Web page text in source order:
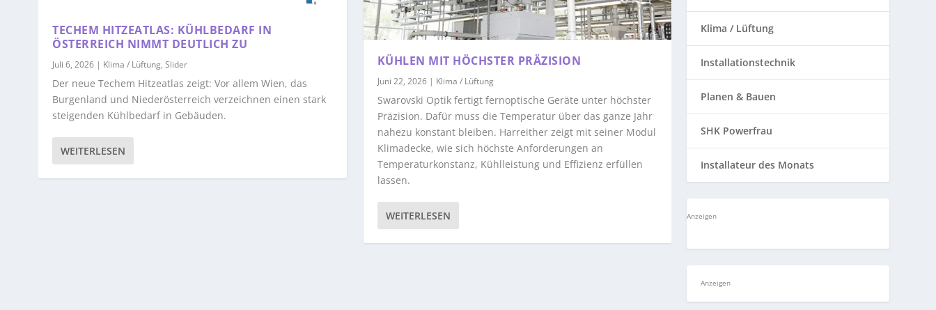
TECHEM HITZEATLAS: KÜHLBEDARF IN
ÖSTERREICH NIMMT DEUTLICH ZU
Juli 6, 2026 | Klima / Lüftung,Slider
Der neue Techem Hitzeatlas zeigt: Vor allem Wien, das
Burgenland und Niederösterreich verzeichnen einen stark
steigenden Kühlbedarf in Gebäuden.
WEITERLESEN
KÜHLEN MIT HÖCHSTER PRÄZISION
Juni 22, 2026| Klima / Lüftung
Swarovski Optik fertigt fernoptische Geräte unter höchster
Präzision. Dafür muss die Temperatur über das ganze Jahr
nahezu konstant bleiben. Harreither zeigt mit seiner Modul
Klimadecke, wie sich höchste Anforderungen an
Temperaturkonstanz, Kühlleistung und Effizienz erfüllen
lassen.
WEITERLESEN
Klima / Lüftung
Installationstechnik
Planen & Bauen
SHK Powerfrau
Installateur des Monats
Anzeigen
Anzeigen